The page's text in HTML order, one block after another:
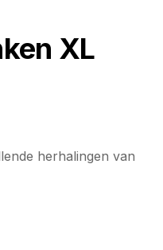
XL
herhalingen van